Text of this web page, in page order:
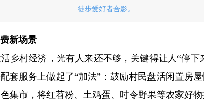
徒步爱好者合影。
新场景
乡村经济，光有人来还不够，关键得让人“停下
套服务上做起了“加法”：鼓励村民盘活闲置房
集市，将红苕粉、土鸡蛋、时令野果等农家好